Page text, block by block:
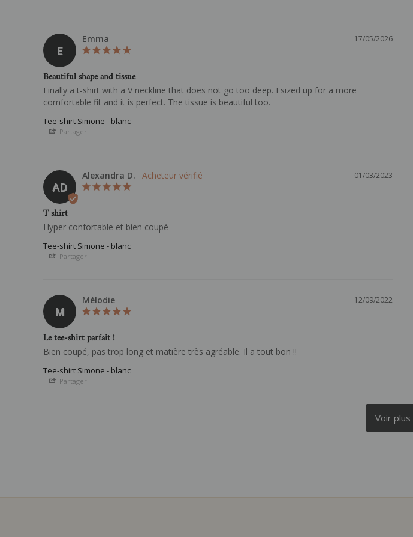
E
17/05/2026
Emma
Beautiful shape and tissue
Finally a t-shirt with a V neckline that does not go too deep. I sized up for a more
comfortable fit and it is perfect. The tissue is beautiful too.
Tee-shirt Simone - blanc
Partager
AD
01/03/2023
Alexandra D.
T shirt
Hyper confortable et bien coupé
Tee-shirt Simone - blanc
Partager
M
12/09/2022
Mélodie
Le tee-shirt parfait !
Bien coupé, pas trop long et matière très agréable. Il a tout bon !!
Tee-shirt Simone - blanc
Partager